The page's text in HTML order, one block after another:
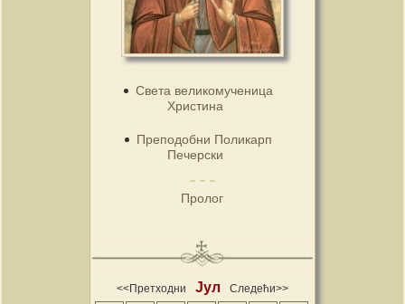
Света великомученица
Христина
Преподобни Поликарп
Печерски
Пролог
<<Претходни Јул Следећи>>